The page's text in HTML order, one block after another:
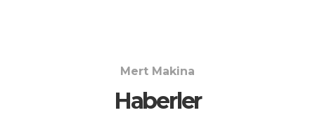
Mert Makina
Haberler